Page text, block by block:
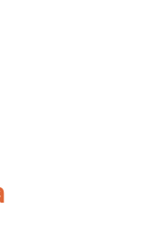
del sector